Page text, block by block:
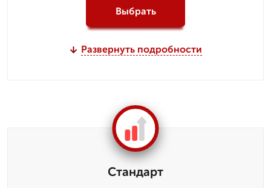
Выбрать
Развернуть подробности
Стандарт